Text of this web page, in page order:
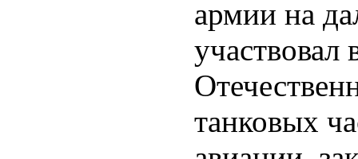
армии на
участвовал
танковых